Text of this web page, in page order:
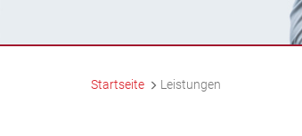
Startseite Leistungen